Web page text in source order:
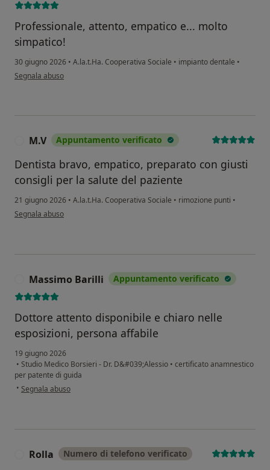
Professionale, attento, empatico e... molto
simpatico!
30 giugno 2026 • A.la.t.Ha. Cooperativa Sociale • impianto dentale •
secondo l'opinione dell'utente Gianna Guacci
Segnala abuso
M.V Appuntamento verificato
Dentista bravo, empatico, preparato con giusti
consigli per la salute del paziente
21 giugno 2026 • A.la.t.Ha. Cooperativa Sociale • rimozione punti •
secondo l'opinione dell'utente M.V
Segnala abuso
Massimo Barilli Appuntamento verificato
Dottore attento disponibile e chiaro nelle
esposizioni, persona affabile
19 giugno 2026
• Studio Medico Borsieri - Dr. D&#039;Alessio • certificato anamnestico
per patente di guida
• secondo l'opinione dell'utente Massimo Barilli
Segnala abuso
Rolla Numero di telefono verificato